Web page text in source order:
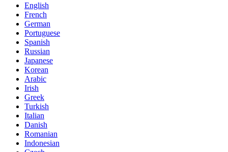
English
French
German
Portuguese
Spanish
Russian
Japanese
Korean
Arabic
Irish
Greek
Turkish
Italian
Danish
Romanian
Indonesian